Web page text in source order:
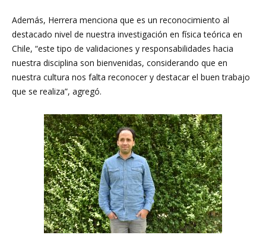
Además, Herrera menciona que es un reconocimiento al
destacado nivel de nuestra investigación en física teórica en
Chile, “este tipo de validaciones y responsabilidades hacia
nuestra disciplina son bienvenidas, considerando que en
nuestra cultura nos falta reconocer y destacar el buen trabajo
que se realiza”, agregó.